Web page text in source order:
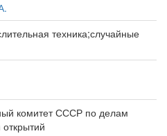
техника;случайные
комитет СССР по делам